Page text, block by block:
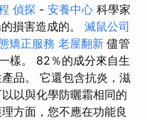
偵探 - 安養中心 科學家
損害造成的。 滅鼠公司
矯正服務 老屋翻新 儘管
樣。 82％的成分來自生
品。 它還包含抗炎，滋
以與化學防曬霜相同的
方面，您不應在功能良